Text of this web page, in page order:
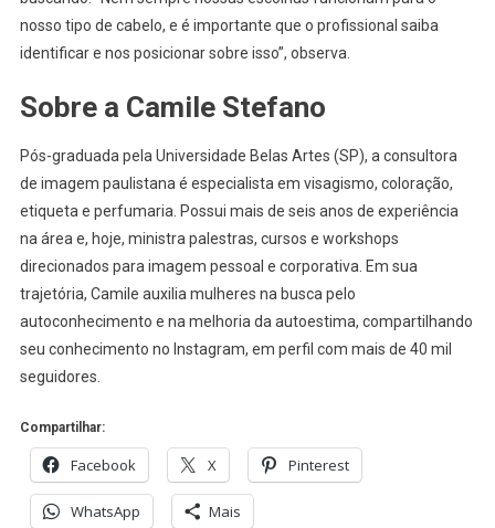
nosso tipo de cabelo, e é importante que o profissional saiba
identificar e nos posicionar sobre isso”, observa.
Sobre a Camile Stefano
Pós-graduada pela Universidade Belas Artes (SP), a consultora
de imagem paulistana é especialista em visagismo, coloração,
etiqueta e perfumaria. Possui mais de seis anos de experiência
na área e, hoje, ministra palestras, cursos e workshops
direcionados para imagem pessoal e corporativa. Em sua
trajetória, Camile auxilia mulheres na busca pelo
autoconhecimento e na melhoria da autoestima, compartilhando
seu conhecimento no Instagram, em perfil com mais de 40 mil
seguidores.
Compartilhar:
Facebook X Pinterest
WhatsApp Mais